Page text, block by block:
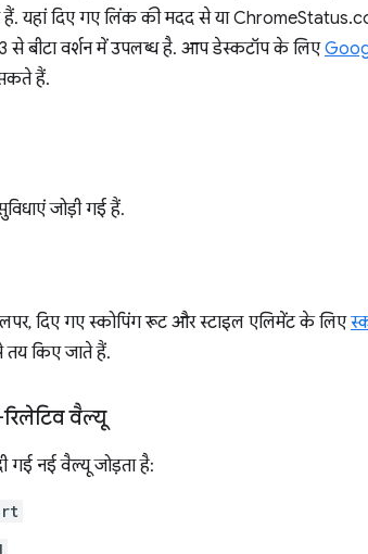
यहां दिए गए लिंक की मदद से या
से बीटा वर्शन में उपलब्ध है. आप डेस्कटॉप के लिए
हैं.
जोड़ी गई हैं.
दिए गए स्कोपिंग रूट और स्टाइल एलिमेंट के लिए
तय किए जाते हैं.
वैल्यू
गई नई वैल्यू जोड़ता है: